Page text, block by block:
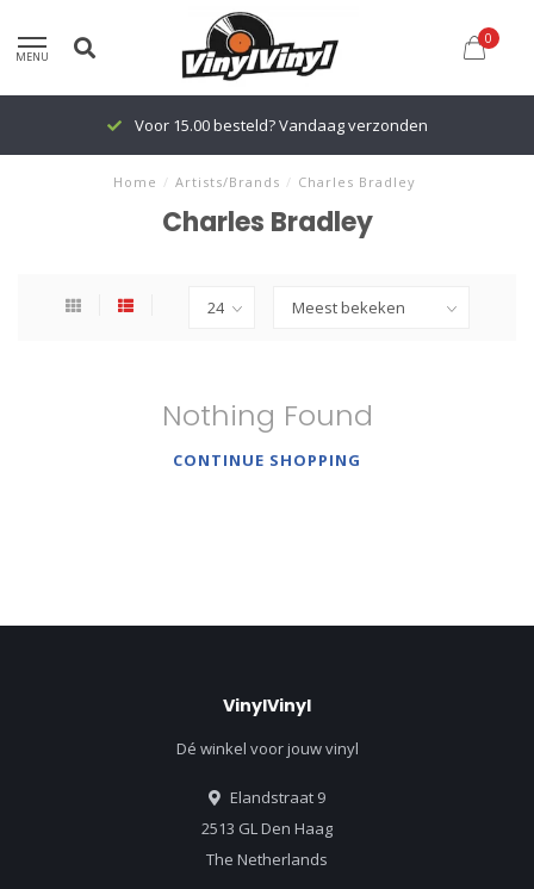
MENU
0
Voor 15.00 besteld? Vandaag verzonden
Home / Artists/Brands / Charles Bradley
Charles Bradley
Nothing Found
CONTINUE SHOPPING
VinylVinyl
Dé winkel voor jouw vinyl
Elandstraat 9
2513 GL Den Haag
The Netherlands